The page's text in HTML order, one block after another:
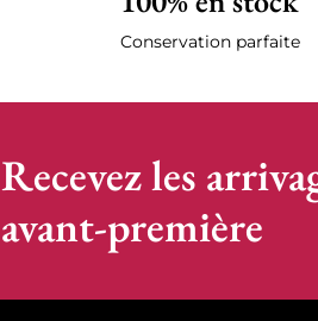
Conservation parfaite
Recevez les
avant-première